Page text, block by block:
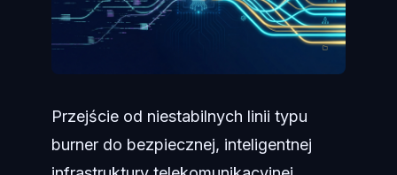
Przejście od niestabilnych linii typu
burner do bezpiecznej, inteligentnej